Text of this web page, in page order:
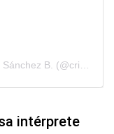
intérprete